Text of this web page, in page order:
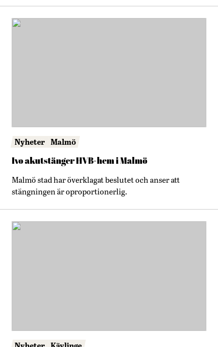
Nyheter Malmö
Ivo akutstänger HVB-hem i Malmö
Malmö stad har överklagat beslutet och anser att
stängningen är oproportionerlig.